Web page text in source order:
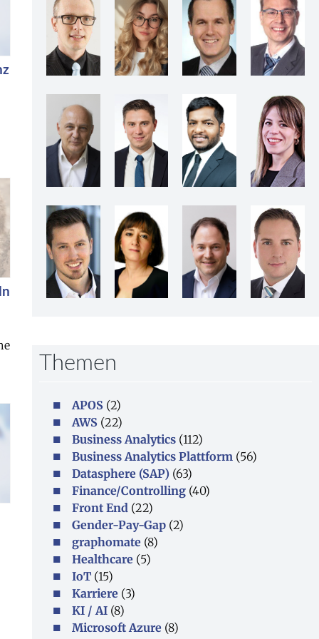
Themen
APOS(2)
AWS(22)
Business Analytics(112)
Business Analytics Plattform(56)
Datasphere (SAP) (63)
Finance/Controlling(40)
Front End(22)
Gender-Pay-Gap(2)
graphomate(8)
Healthcare(5)
IoT(15)
Karriere(3)
KI / AI(8)
Microsoft Azure(8)